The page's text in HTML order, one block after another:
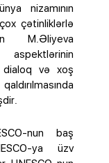
nizamının
çətinliklərlə
M.Əliyeva
dialoq və xoş
nun baş
ya üzv